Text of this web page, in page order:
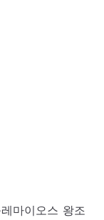
마이오스 왕조